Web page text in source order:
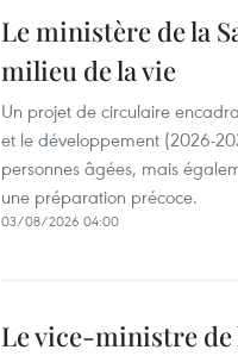
Le ministère de la
milieu de la vie
Un projet de circulaire
et le développement (2026-
personnes âgées, mais
une préparation précoce.
03/08/2026 04:00
Le vice-ministre